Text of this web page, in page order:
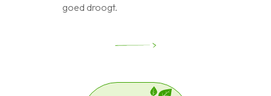
goed droogt.